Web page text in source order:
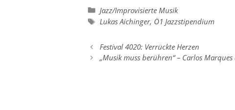
Kategorien
Jazz/Improvisierte Musik
Schlagwörter
Lukas Aichinger, Ö1 Jazzstipendium
Festival 4020: Verrückte Herzen
„Musik muss berühren“ – Carlos